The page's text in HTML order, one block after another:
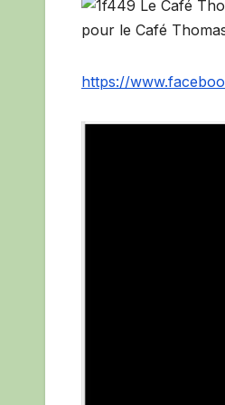
pour le Café
https://